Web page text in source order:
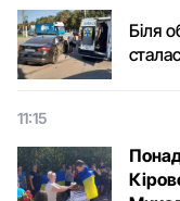
Біля
11:15